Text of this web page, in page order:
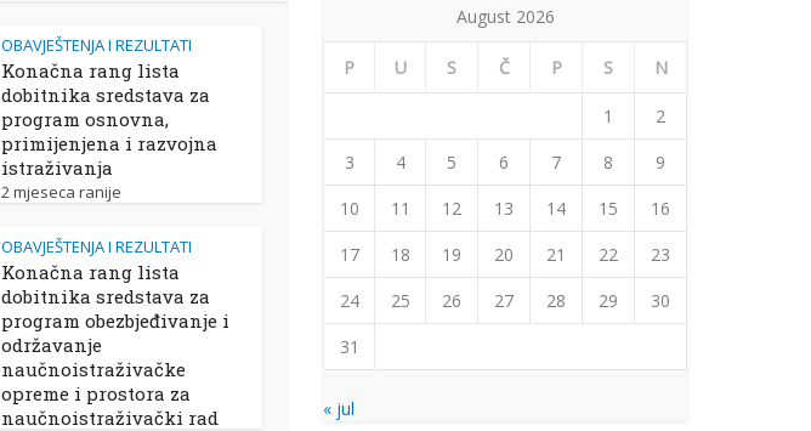
OBAVJEŠTENJA I REZULTATI
Konačna rang lista
dobitnika sredstava za
program osnovna,
primijenjena i razvojna
istraživanja
2 mjeseca ranije
OBAVJEŠTENJA I REZULTATI
Konačna rang lista
dobitnika sredstava za
program obezbjeđivanje i
održavanje
naučnoistraživačke
opreme i prostora za
naučnoistraživački rad
August 2026
P U S Č P S N
1
2
3
4 5 6 7 8
9
10
11 12 13 14 15
16
17
18 19 20 21 22
23
24
25 26 27 28 29
30
31
« jul